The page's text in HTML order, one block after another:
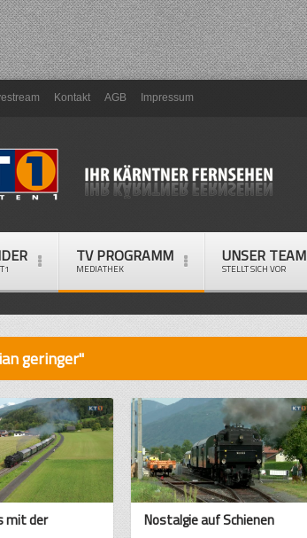
Kontakt AGB Impressum
TV PROGRAMM
MEDIATHEK
UNSER TEAM
STELLT SICH VOR
geringer"
mit der Nostalgie auf Schienen